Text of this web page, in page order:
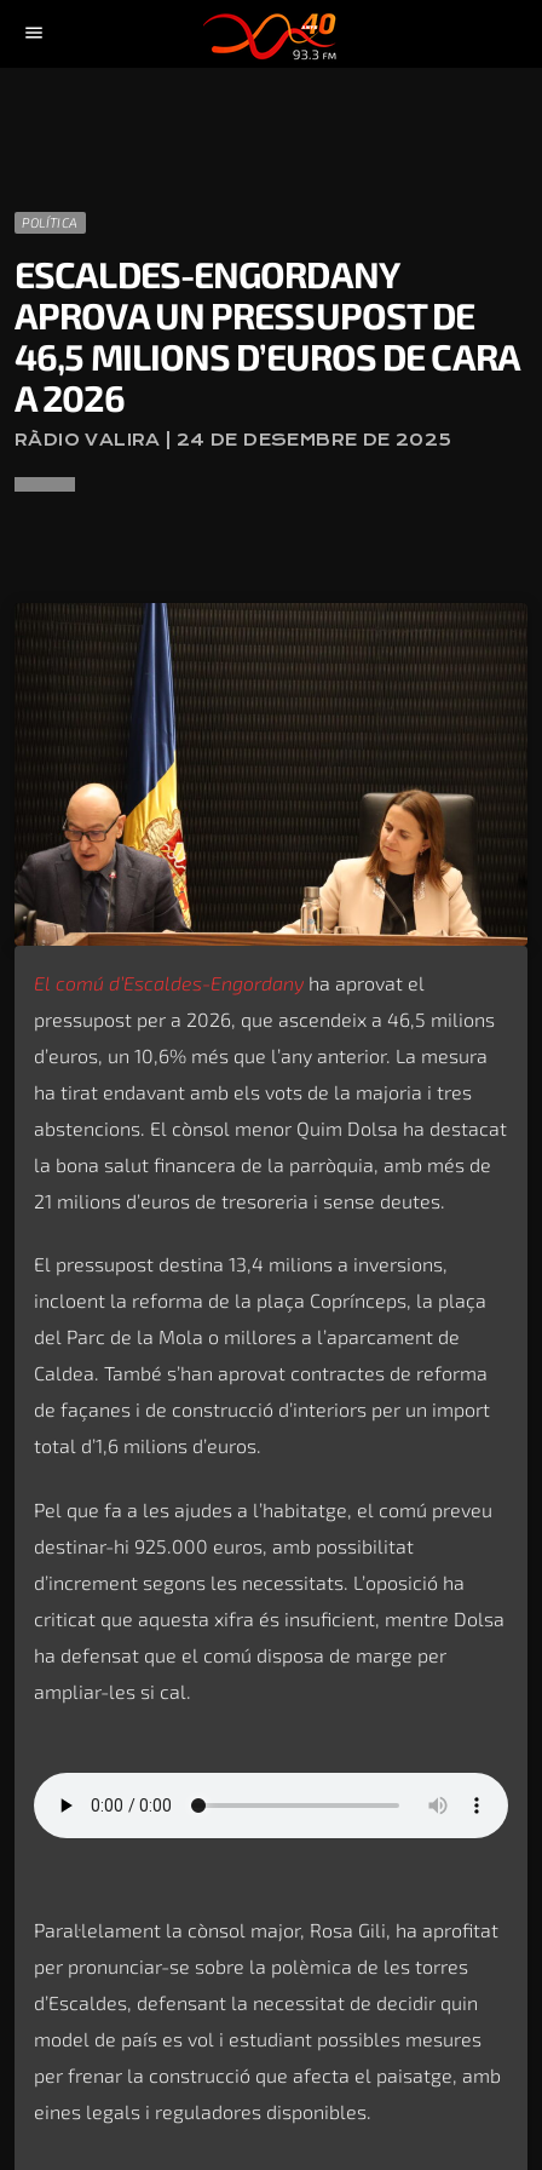
menu
POLÍTICA
ESCALDES-ENGORDANY
APROVA UN PRESSUPOST DE
46,5 MILIONS D’EUROS DE CARA
A 2026
RÀDIO VALIRA | 24 DE DESEMBRE DE 2025
El comú d’Escaldes-Engordany ha aprovat el
pressupost per a 2026, que ascendeix a 46,5 milions
d’euros, un 10,6% més que l’any anterior. La mesura
ha tirat endavant amb els vots de la majoria i tres
abstencions. El cònsol menor Quim Dolsa ha destacat
la bona salut financera de la parròquia, amb més de
21 milions d’euros de tresoreria i sense deutes.
El pressupost destina 13,4 milions a inversions,
incloent la reforma de la plaça Coprínceps, la plaça
del Parc de la Mola o millores a l’aparcament de
Caldea. També s’han aprovat contractes de reforma
de façanes i de construcció d’interiors per un import
total d’1,6 milions d’euros.
Pel que fa a les ajudes a l’habitatge, el comú preveu
destinar-hi 925.000 euros, amb possibilitat
d’increment segons les necessitats. L’oposició ha
criticat que aquesta xifra és insuficient, mentre Dolsa
ha defensat que el comú disposa de marge per
ampliar-les si cal.
Paral·lelament la cònsol major, Rosa Gili, ha aprofitat
per pronunciar-se sobre la polèmica de les torres
d’Escaldes, defensant la necessitat de decidir quin
model de país es vol i estudiant possibles mesures
per frenar la construcció que afecta el paisatge, amb
eines legals i reguladores disponibles.